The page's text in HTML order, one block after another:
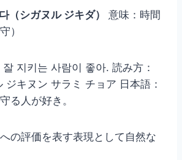
シガヌル ジキダ）
意味：時間
）
지키는 사람이 좋아. 読み方：
ジキヌン サラミ チョア 日本語：
る人が好き。
の評価を表す表現として自然な